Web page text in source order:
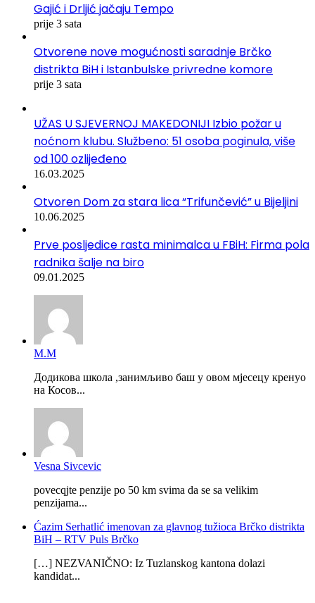
Gajić i Drljić jačaju Tempo
prije 3 sata
Otvorene nove mogućnosti saradnje Brčko
distrikta BiH i Istanbulske privredne komore
prije 3 sata
UŽAS U SJEVERNOJ MAKEDONIJI Izbio požar u
noćnom klubu. Službeno: 51 osoba poginula, više
od 100 ozlijeđeno
16.03.2025
Otvoren Dom za stara lica “Trifunčević” u Bijeljini
10.06.2025
Prve posljedice rasta minimalca u FBiH: Firma pola
radnika šalje na biro
09.01.2025
М.М
Додикова школа ,занимљиво баш у овом мјесецу кренуо
на Косов...
Vesna Sivcevic
povecqjte penzije po 50 km svima da se sa velikim
penzijama...
Ćazim Serhatlić imenovan za glavnog tužioca Brčko distrikta
BiH – RTV Puls Brčko
[…] NEZVANIČNO: Iz Tuzlanskog kantona dolazi
kandidat...